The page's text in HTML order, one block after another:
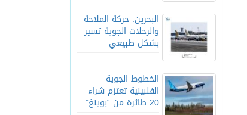
البحرين: حركة الملاحة
والرحلات الجوية تسير
بشكل طبيعي
الخطوط الجوية
الفلبينية تعتزم شراء
20 طائرة من “بوينغ”